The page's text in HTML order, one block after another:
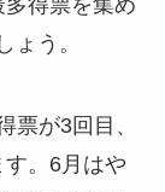
ょう。
票が3回目、
。6月はや